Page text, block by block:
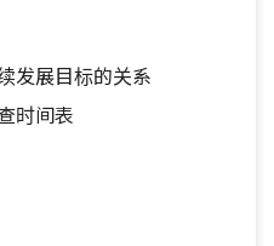
发展目标的关系
时间表